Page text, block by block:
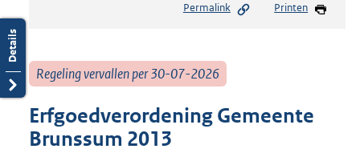
Permalink Printen
Regeling vervallen per 30-07-2026
Erfgoedverordening Gemeente
Brunssum 2013